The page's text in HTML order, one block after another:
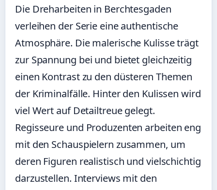
Die Dreharbeiten in Berchtesgaden
verleihen der Serie eine authentische
Atmosphäre. Die malerische Kulisse trägt
zur Spannung bei und bietet gleichzeitig
einen Kontrast zu den düsteren Themen
der Kriminalfälle. Hinter den Kulissen wird
viel Wert auf Detailtreue gelegt.
Regisseure und Produzenten arbeiten eng
mit den Schauspielern zusammen, um
deren Figuren realistisch und vielschichtig
darzustellen. Interviews mit den